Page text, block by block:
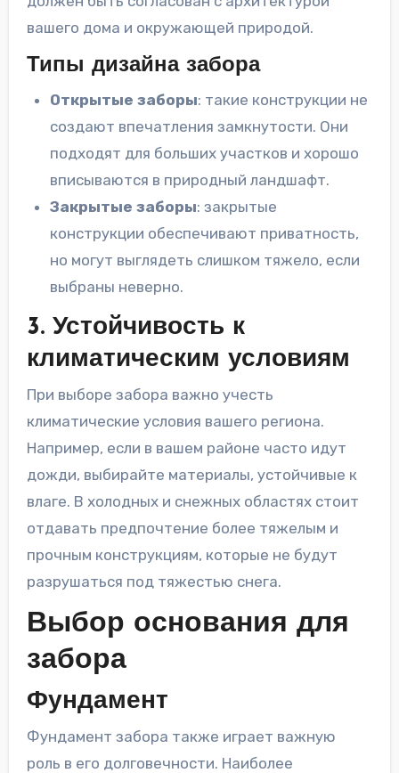
вашего дома и окружающей природой.
Типы дизайна забора
Открытые заборы: такие конструкции не
создают впечатления замкнутости. Они
подходят для больших участков и хорошо
вписываются в природный ландшафт.
Закрытые заборы: закрытые
конструкции обеспечивают приватность,
но могут выглядеть слишком тяжело, если
выбраны неверно.
3. Устойчивость к
климатическим условиям
При выборе забора важно учесть
климатические условия вашего региона.
Например, если в вашем районе часто идут
дожди, выбирайте материалы, устойчивые к
влаге. В холодных и снежных областях стоит
отдавать предпочтение более тяжелым и
прочным конструкциям, которые не будут
разрушаться под тяжестью снега.
Выбор основания для
забора
Фундамент
Фундамент забора также играет важную
роль в его долговечности. Наиболее